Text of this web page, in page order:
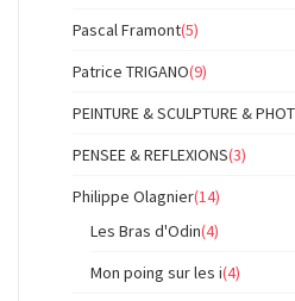
Pascal Framont(5)
Patrice TRIGANO(9)
PEINTURE & SCULPTURE &
PENSEE & REFLEXIONS(3)
Philippe Olagnier(14)
Les Bras d'Odin(4)
Mon poing sur les i(4)